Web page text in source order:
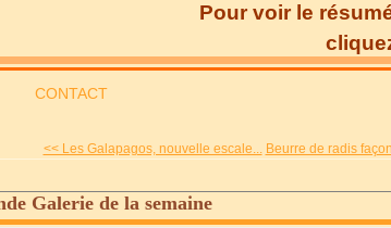
Pour voir le
CONTACT
<< Les Galapagos, nouvelle escale... Beurre de radis
Galerie de la semaine